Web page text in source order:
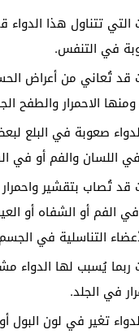
التي تتناول هذا
في التنفس.
قد تُعاني من أعراض
ومنها الاحمرار والطفح
صعوبة في البلع
اللسان والفم أو في
قد تُصاب بتقشير
الفم أو الشفاه أو
التناسلية في
ربما يُسبب لها الدواء
في الجلد.
تغير في لون البول